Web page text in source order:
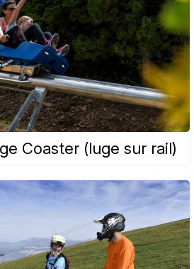
Coaster (luge sur rail)